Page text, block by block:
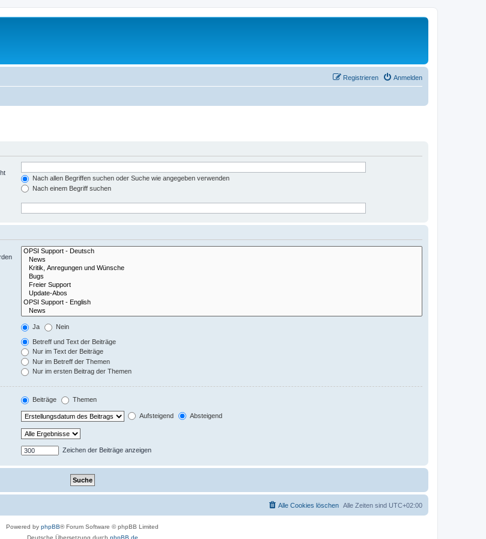
Anmelden
Registrieren
Nach allen Begriffen suchen oder Suche wie angegeben verwenden
Nach einem Begriff suchen
Ja Nein
Betreff und Text der Beiträge
Nur im Text der Beiträge
Nur im Betreff der Themen
Nur im ersten Beitrag der Themen
Beiträge Themen
Aufsteigend Absteigend
Zeichen der Beiträge anzeigen
Alle Zeiten sind UTC+02:00
Alle Cookies löschen
Powered by phpBB® Forum Software © phpBB Limited
Deutsche Übersetzung durch phpBB.de